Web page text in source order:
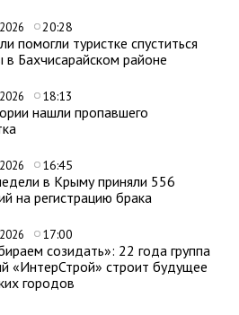
20:28
помогли туристке спуститься
в Бахчисарайском районе
18:13
нашли пропавшего
16:45
в Крыму приняли 556
на регистрацию брака
17:00
созидать»: 22 года группа
«ИнтерСтрой» строит будущее
городов